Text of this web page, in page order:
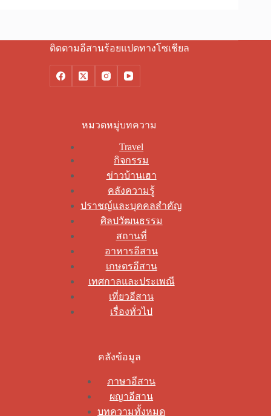
ติดตามอีสานร้อยแปดทางโซเชียล
หมวดหมู่บทความ
Travel
กิจกรรม
ข่าวบ้านเฮา
คลังความรู้
ปราชญ์และบุคคลสำคัญ
ศิลปวัฒนธรรม
สถานที่
อาหารอีสาน
เกษตรอีสาน
เทศกาลและประเพณี
เที่ยวอีสาน
เรื่องทั่วไป
คลังข้อมูล
ภาษาอีสาน
ผญาอีสาน
บทความทั้งหมด